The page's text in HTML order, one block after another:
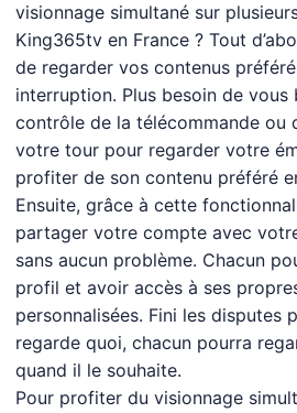
visionnage simultané sur
King365tv en France ? Tout
de regarder vos contenus
interruption. Plus besoin de
contrôle de la télécommande ou
votre tour pour regarder votre
profiter de son contenu préféré
Ensuite, grâce à cette
partager votre compte avec
sans aucun problème. Chacun
profil et avoir accès à ses
personnalisées. Fini les disputes
regarde quoi, chacun pourra
quand il le souhaite.
Pour profiter du visionnage